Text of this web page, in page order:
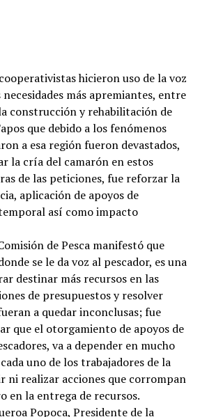
hicieron uso de la voz
más apremiantes, entre
construcción y rehabilitación de
que debido a los fenómenos
a esa región fueron devastados,
la cría del camarón en estos
de las peticiones, fue reforzar la
aplicación de apoyos de
así como impacto
de Pesca manifestó que
se le da voz al pescador, es una
destinar más recursos en las
de presupuestos y resolver
a quedar inconclusas; fue
que el otorgamiento de apoyos de
va a depender en mucho
uno de los trabajadores de la
ni realizar acciones que corrompan
en la entrega de recursos.
Popoca, Presidente de la